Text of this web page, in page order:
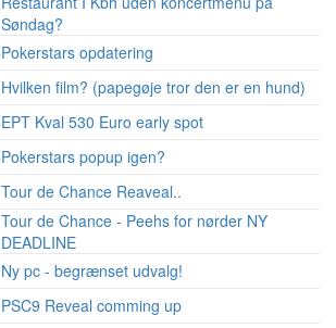
Søndag?
Pokerstars opdatering
Hvilken film? (papegøje tror den er en hund)
EPT Kval 530 Euro early spot
Pokerstars popup igen?
Tour de Chance Reaveal..
Tour de Chance - Peehs for nørder NY
DEADLINE
Ny pc - begrænset udvalg!
PSC9 Reveal comming up